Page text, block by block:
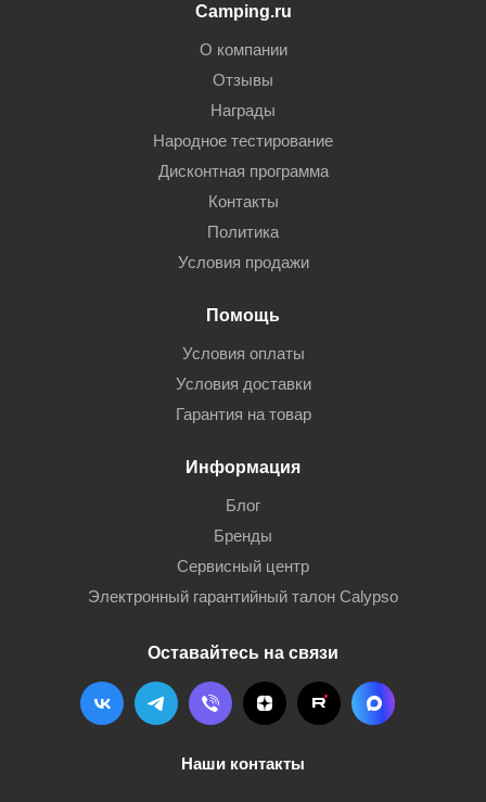
Camping.ru
О компании
Отзывы
Награды
Народное тестирование
Дисконтная программа
Контакты
Политика
Условия продажи
Помощь
Условия оплаты
Условия доставки
Гарантия на товар
Информация
Блог
Бренды
Сервисный центр
Электронный гарантийный талон Calypso
Оставайтесь на связи
Наши контакты